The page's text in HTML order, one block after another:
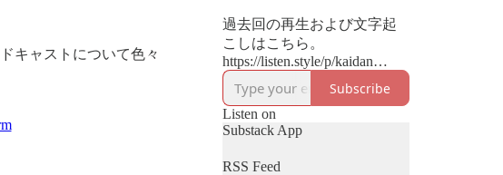
キャストについて色々
過去回の再生および文字起
こしはこちら。
https://listen.style/p/kaidan
番組のTwitterはこちら
https://twitter.com/kaidancast
https://docs.google.com/forms/d/
Subscribe
Listen on
Substack App
RSS Feed